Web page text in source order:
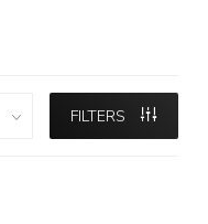
FILTERS